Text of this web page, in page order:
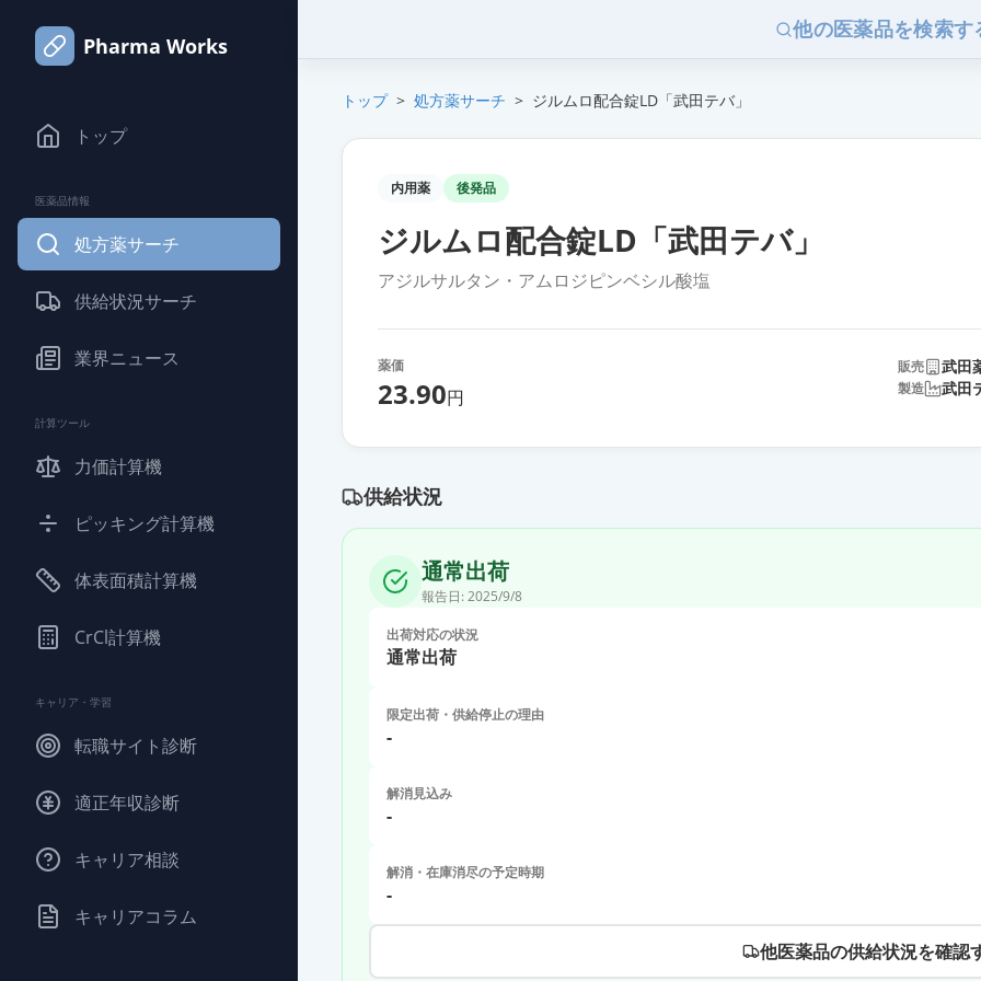
Pharma Works
トップ
医薬品情報
処方薬サーチ
供給状況サーチ
業界ニュース
計算ツール
力価計算機
ピッキング計算機
体表面積計算機
CrCl計算機
キャリア・学習
転職サイト診断
適正年収診断
キャリア相談
キャリアコラム
他の医薬品を検索す
トップ > 処方薬サーチ > ジルムロ配合錠LD「武田テバ」
内用薬 後発品
ジルムロ配合錠LD「武田テバ」
アジルサルタン・アムロジピンベシル酸塩
薬価
23.90円
販売 武田
製造 武田
供給状況
通常出荷
報告日: 2025/9/8
出荷対応の状況
通常出荷
限定出荷・供給停止の理由
-
解消見込み
-
解消・在庫消尽の予定時期
-
他医薬品の供給状況を確認